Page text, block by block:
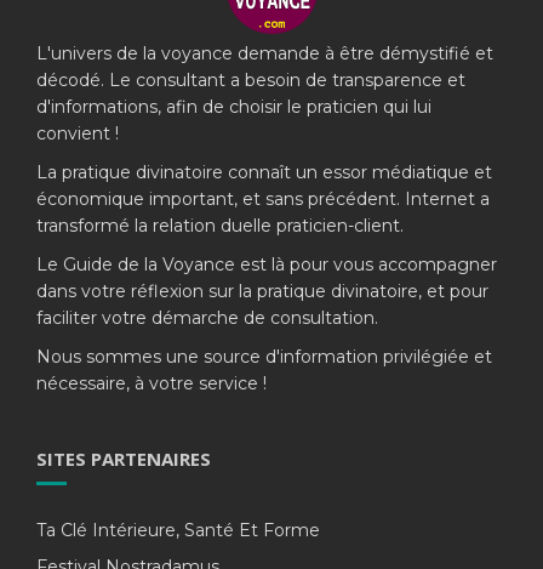
L'univers de la voyance demande à être démystifié et
décodé. Le consultant a besoin de transparence et
d'informations, afin de choisir le praticien qui lui
convient !
La pratique divinatoire connaît un essor médiatique et
économique important, et sans précédent. Internet a
transformé la relation duelle praticien-client.
Le Guide de la Voyance est là pour vous accompagner
dans votre réflexion sur la pratique divinatoire, et pour
faciliter votre démarche de consultation.
Nous sommes une source d'information privilégiée et
nécessaire, à votre service !
SITES PARTENAIRES
Ta Clé Intérieure, Santé Et Forme